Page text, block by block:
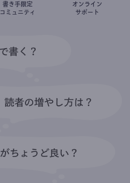
書き手限定
コミュニティ
オンライン
サポート